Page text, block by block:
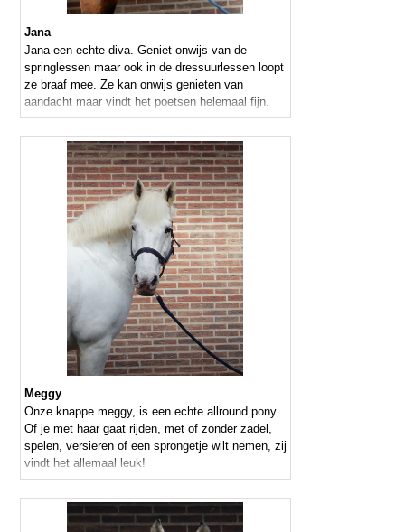
Jana
Jana een echte diva. Geniet onwijs van de
springlessen maar ook in de dressuurlessen loopt
ze braaf mee. Ze kan onwijs genieten van
aandacht maar vindt het poetsen helemaal fijn.
Meggy
Onze knappe meggy, is een echte allround pony.
Of je met haar gaat rijden, met of zonder zadel,
spelen, versieren of een sprongetje wilt nemen, zij
vindt het allemaal leuk!